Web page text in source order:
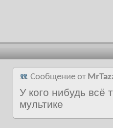
Сообщение от
У кого нибудь всё
мультике